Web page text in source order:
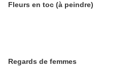
Fleurs en toc (à peindre)
Regards de femmes